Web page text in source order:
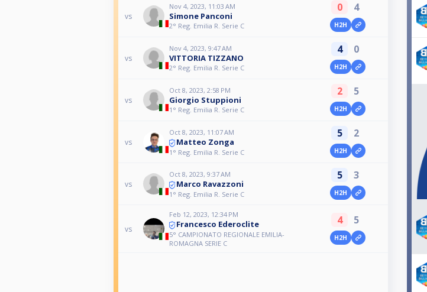
vs
Nov 4, 2023, 11:03 AM
Simone Panconi
2° Reg. Emilia R. Serie C
0 4
H2H
vs
Nov 4, 2023, 9:47 AM
VITTORIA TIZZANO
2° Reg. Emilia R. Serie C
4 0
H2H
vs
Oct 8, 2023, 2:58 PM
Giorgio Stuppioni
1° Reg. Emilia R. Serie C
2 5
H2H
vs
Oct 8, 2023, 11:07 AM
Matteo Zonga
1° Reg. Emilia R. Serie C
5 2
H2H
vs
Oct 8, 2023, 9:37 AM
Marco Ravazzoni
1° Reg. Emilia R. Serie C
5 3
H2H
vs
Feb 12, 2023, 12:34 PM
Francesco Ederoclite
5° CAMPIONATO REGIONALE EMILIA-
ROMAGNA SERIE C
4 5
H2H